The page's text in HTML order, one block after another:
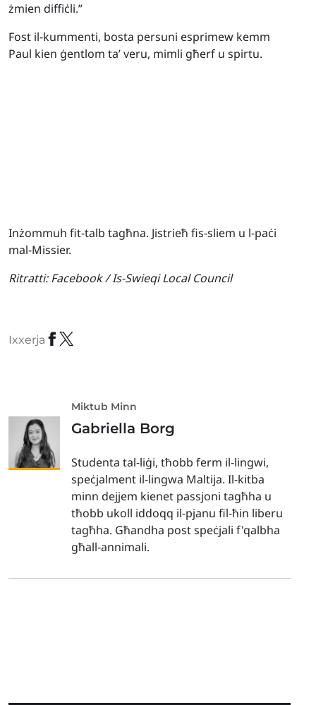
żmien diffiċli.”
Fost il-kummenti, bosta persuni esprimew kemm
Paul kien ġentlom ta’ veru, mimli għerf u spirtu.
Inżommuh fit-talb tagħna. Jistrieħ fis-sliem u l-paċi
mal-Missier.
Ritratti: Facebook / Is-Swieqi Local Council
Ixxerja
Miktub Minn
Gabriella Borg
Studenta tal-liġi, tħobb ferm il-lingwi,
speċjalment il-lingwa Maltija. Il-kitba
minn dejjem kienet passjoni tagħha u
tħobb ukoll iddoqq il-pjanu fil-ħin liberu
tagħha. Għandha post speċjali f'qalbha
għall-annimali.